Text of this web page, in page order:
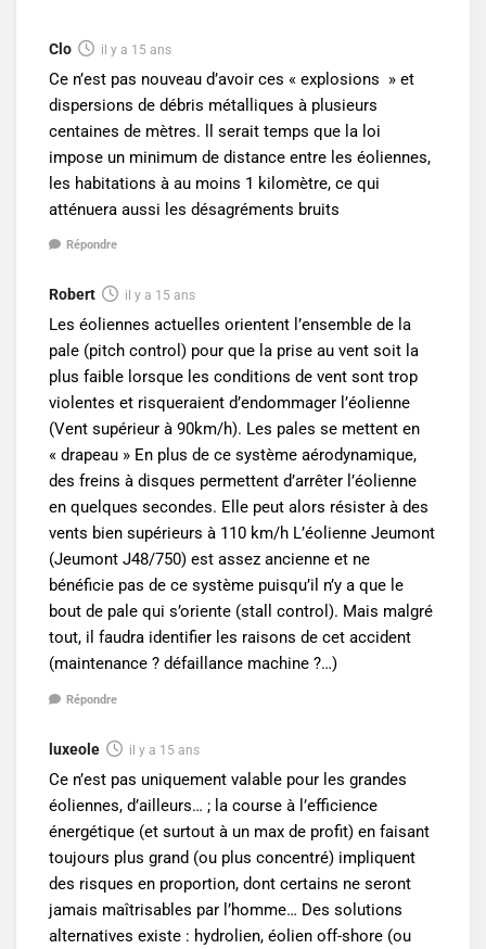
Clo il y a 15 ans
Ce n’est pas nouveau d’avoir ces « explosions » et
dispersions de débris métalliques à plusieurs
centaines de mètres. ll serait temps que la loi
impose un minimum de distance entre les éoliennes,
les habitations à au moins 1 kilomètre, ce qui
atténuera aussi les désagréments bruits
Répondre
Robert il y a 15 ans
Les éoliennes actuelles orientent l’ensemble de la
pale (pitch control) pour que la prise au vent soit la
plus faible lorsque les conditions de vent sont trop
violentes et risqueraient d’endommager l’éolienne
(Vent supérieur à 90km/h). Les pales se mettent en
« drapeau » En plus de ce système aérodynamique,
des freins à disques permettent d’arrêter l’éolienne
en quelques secondes. Elle peut alors résister à des
vents bien supérieurs à 110 km/h L’éolienne Jeumont
(Jeumont J48/750) est assez ancienne et ne
bénéficie pas de ce système puisqu’il n’y a que le
bout de pale qui s’oriente (stall control). Mais malgré
tout, il faudra identifier les raisons de cet accident
(maintenance ? défaillance machine ?…)
Répondre
luxeole il y a 15 ans
Ce n’est pas uniquement valable pour les grandes
éoliennes, d’ailleurs… ; la course à l’efficience
énergétique (et surtout à un max de profit) en faisant
toujours plus grand (ou plus concentré) impliquent
des risques en proportion, dont certains ne seront
jamais maîtrisables par l’homme… Des solutions
alternatives existe : hydrolien, éolien off-shore (ou